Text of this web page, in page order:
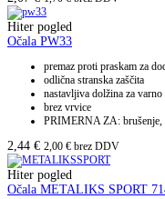
Hiter pogled
Očala PW33
premaz proti praskam za
odlična stranska zaščita
nastavljiva dolžina za
brez vrvice
PRIMERNA ZA: brušenje,
2,44 € 2,00 € brez DDV
Hiter pogled
Očala METALIKS SPORT